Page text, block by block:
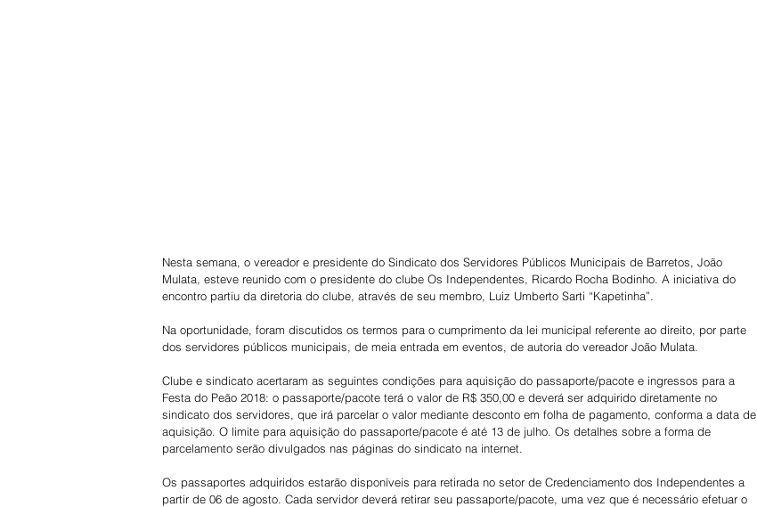
Nesta semana, o vereador e presidente do Sindicato dos Servidores Públicos Municipais de Barretos, João
Mulata, esteve reunido com o presidente do clube Os Independentes, Ricardo Rocha Bodinho. A iniciativa do
encontro partiu da diretoria do clube, através de seu membro, Luiz Umberto Sarti “Kapetinha”.
Na oportunidade, foram discutidos os termos para o cumprimento da lei municipal referente ao direito, por parte
dos servidores públicos municipais, de meia entrada em eventos, de autoria do vereador João Mulata.
Clube e sindicato acertaram as seguintes condições para aquisição do passaporte/pacote e ingressos para a
Festa do Peão 2018: o passaporte/pacote terá o valor de R$ 350,00 e deverá ser adquirido diretamente no
sindicato dos servidores, que irá parcelar o valor mediante desconto em folha de pagamento, conforma a data de
aquisição. O limite para aquisição do passaporte/pacote é até 13 de julho. Os detalhes sobre a forma de
parcelamento serão divulgados nas páginas do sindicato na internet.
Os passaportes adquiridos estarão disponíveis para retirada no setor de Credenciamento dos Independentes a
partir de 06 de agosto. Cada servidor deverá retirar seu passaporte/pacote, uma vez que é necessário efetuar o